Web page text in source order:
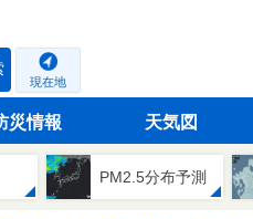
現在地
災情報 天気図
PM2.5分布予測